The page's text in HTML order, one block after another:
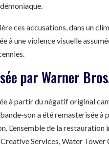
ces accusations, dans un
à une violence visuelle
par Warner
à partir du négatif original
son a été remasterisée à
L’ensemble de la restauration
Services, Water Tower